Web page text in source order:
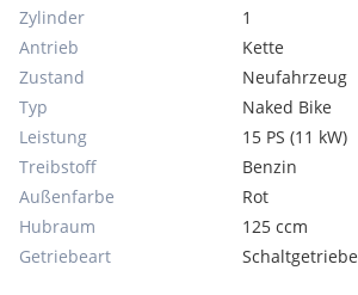
Zylinder
1
Antrieb
Kette
Zustand
Neufahrzeug
Typ
Naked Bike
Leistung
15 PS (11 kW)
Treibstoff
Benzin
Außenfarbe
Rot
Hubraum
125 ccm
Getriebeart
Schaltgetriebe